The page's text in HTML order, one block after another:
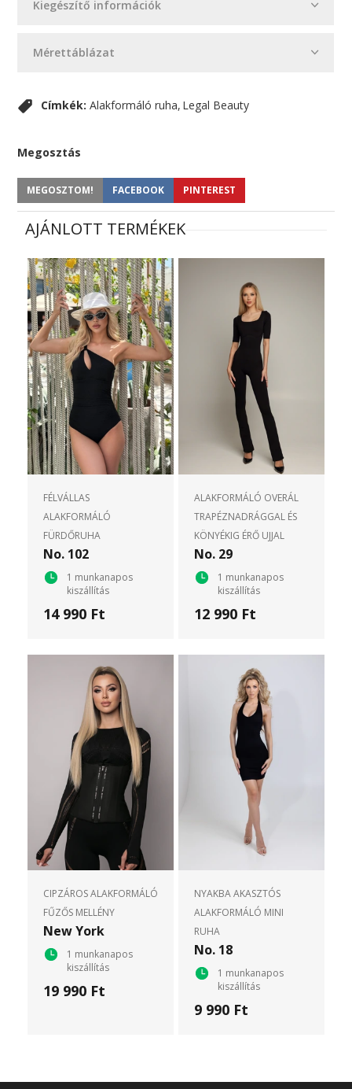
Kiegészítő információk
Mérettáblázat
Címkék: Alakformáló ruha Legal Beauty
Megosztás
MEGOSZTOM! FACEBOOK PINTEREST
AJÁNLOTT TERMÉKEK
FÉLVÁLLAS
ALAKFORMÁLÓ
FÜRDŐRUHA
No. 102
1 munkanapos
kiszállítás
14 990 Ft
ALAKFORMÁLÓ OVERÁL
TRAPÉZNADRÁGGAL ÉS
KÖNYÉKIG ÉRŐ UJJAL
No. 29
1 munkanapos
kiszállítás
12 990 Ft
CIPZÁROS ALAKFORMÁLÓ
FŰZŐS MELLÉNY
New York
1 munkanapos
kiszállítás
19 990 Ft
NYAKBA AKASZTÓS
ALAKFORMÁLÓ MINI
RUHA
No. 18
1 munkanapos
kiszállítás
9 990 Ft